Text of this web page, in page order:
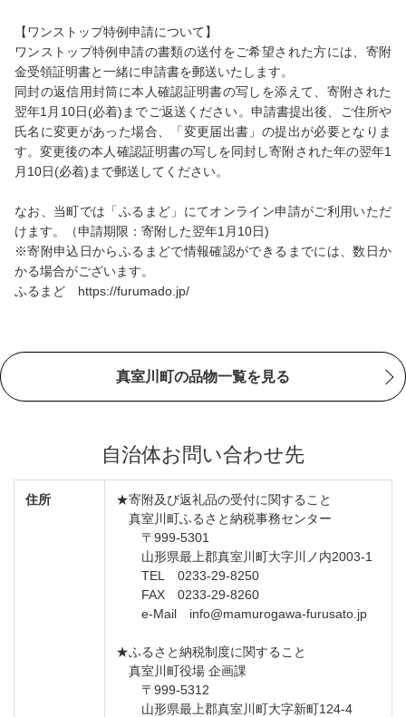
【ワンストップ特例申請について】
ワンストップ特例申請の書類の送付をご希望された方には、寄附
金受領証明書と一緒に申請書を郵送いたします。
同封の返信用封筒に本人確認証明書の写しを添えて、寄附された
翌年1月10日(必着)までご返送ください。申請書提出後、ご住所や
氏名に変更があった場合、「変更届出書」の提出が必要となりま
す。変更後の本人確認証明書の写しを同封し寄附された年の翌年1
月10日(必着)まで郵送してください。
なお、当町では「ふるまど」にてオンライン申請がご利用いただ
けます。（申請期限：寄附した翌年1月10日)
※寄附申込日からふるまどで情報確認ができるまでには、数日か
かる場合がございます。
ふるまど https://furumado.jp/
真室川町の品物一覧を見る
自治体お問い合わせ先
住所
★寄附及び返礼品の受付に関すること
真室川町ふるさと納税事務センター
〒999-5301
山形県最上郡真室川町大字川ノ内2003-1
TEL 0233-29-8250
FAX 0233-29-8260
e-Mail info@mamurogawa-furusato.jp
★ふるさと納税制度に関すること
真室川町役場 企画課
〒999-5312
山形県最上郡真室川町大字新町124-4